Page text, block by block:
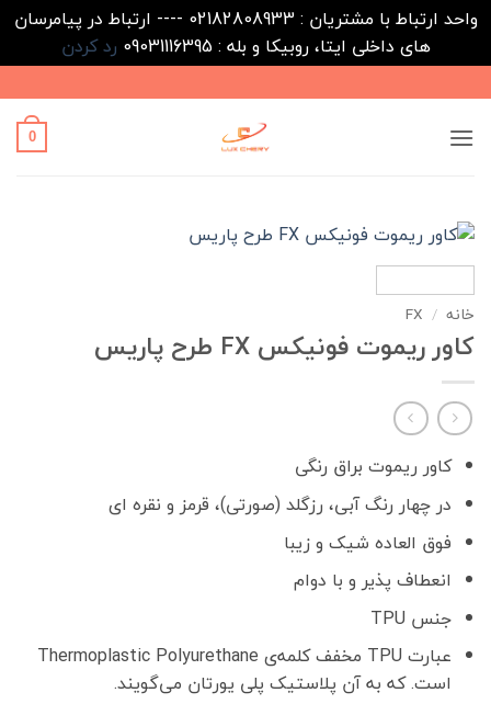
واحد ارتباط با مشتریان : 02182808933 ---- ارتباط در پیامرسان
های داخلی ایتا، روبیکا و بله : 09031116395
رد کردن
to
content
0
خانه /
FX
کاور ریموت فونیکس FX طرح پاریس
کاور ریموت براق رنگی
در چهار رنگ آبی، رزگلد (صورتی)، قرمز و نقره ای
فوق العاده شیک و زیبا
انعطاف پذیر و با دوام
جنس TPU
عبارت TPU مخفف کلمه‌ی Thermoplastic Polyurethane
است. که به آن پلاستیک پلی یورتان می‌گویند.